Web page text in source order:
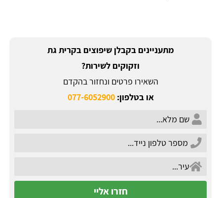
מתעניינים בקבלן שיפוצים בקרית גת
וזקוקים לשירות?
השאירו פרטים ונחזור בהקדם
או בטלפון:077-6052900
חזרו אליי